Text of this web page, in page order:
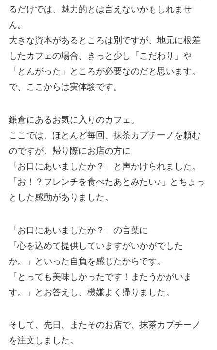
るだけでは、魅力的とは言えないかもしれませ
ん。
大きな資本があるところは別ですが、地元に根差
したカフェの場合、きっと少し「こだわり」や
「とんがった」ところが必要なのだと思います。
で、ここからは実体験です。
鎌倉にあるお気に入りのカフェ。
ここでは、ほとんど毎回、抹茶カプチーノを頼む
のですが、帰り際にお店の方に
「お口にあいましたか？」と声かけられました。
「お！？フレンチを食べたあとみたい♪」とちょっ
とした感動がありました。
「お口にあいましたか？」の言葉に
「心を込めて提供していますがいかがでした
か。」といった自負を感じたからです。
「とっても美味しかったです！またうかがいま
す。」とお答えし、機嫌よく帰りました。
そして、先日、またそのお店で、抹茶カプチーノ
を注文しました。